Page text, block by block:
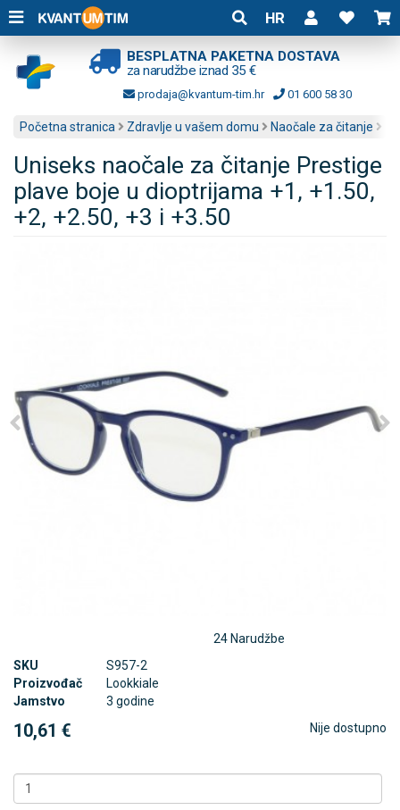
HR
BESPLATNA PAKETNA DOSTAVA
za narudžbe iznad 35 €
prodaja@kvantum-tim.hr 01 600 58 30
Početna stranica Zdravlje u vašem domu Naočale za čitanje
Uniseks naočale za čitanje Prestige
plave boje u dioptrijama +1, +1.50,
+2, +2.50, +3 i +3.50
24 Narudžbe
SKU
S957-2
Proizvođač
Lookkiale
Jamstvo
3 godine
10,61 € Nije dostupno